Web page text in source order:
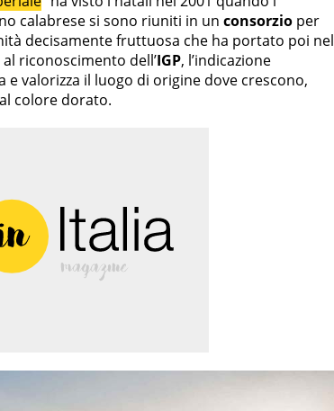
calabrese si sono riuniti in un consorzio per
decisamente fruttuosa che ha portato poi nel
riconoscimento dell’IGP, l’indicazione
valorizza il luogo di origine dove crescono,
colore dorato.